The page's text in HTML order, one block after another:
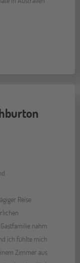
Reise
nahm
ich fühlte mich
Zimmer aus